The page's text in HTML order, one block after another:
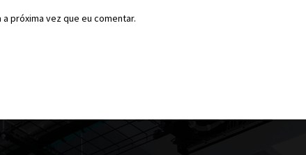
próxima vez que eu comentar.